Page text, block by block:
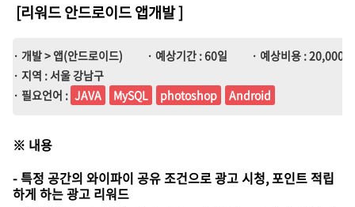
[리워드 안드로이드 앱개발]
· 개발 > 앱(안드로이드) · 예상기간 : 60일
· 예상비용 :
· 지역 : 서울 강남구
· 필요언어 : JAVA MySQL photoshop Android
※ 내용
- 특정 공간의 와이파이 공유 조건으로 광고 시청, 포인트 적립
하게 하는 광고 리워드